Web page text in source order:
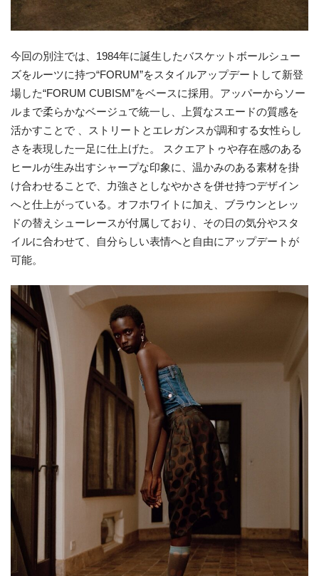
今回の別注では、1984年に誕生したバスケットボールシュー
ズをルーツに持つ“FORUM”をスタイルアップデートして新登
場した“FORUM CUBISM”をベースに採用。アッパーからソー
ルまで柔らかなベージュで統一し、上質なスエードの質感を
活かすことで 、ストリートとエレガンスが調和する女性らし
さを表現した一足に仕上げた。 スクエアトゥや存在感のある
ヒールが生み出すシャープな印象に、温かみのある素材を掛
け合わせることで、力強さとしなやかさを併せ持つデザイン
へと仕上がっている。オフホワイトに加え、ブラウンとレッ
ドの替えシューレースが付属しており、その日の気分やスタ
イルに合わせて、自分らしい表情へと自由にアップデートが
可能。